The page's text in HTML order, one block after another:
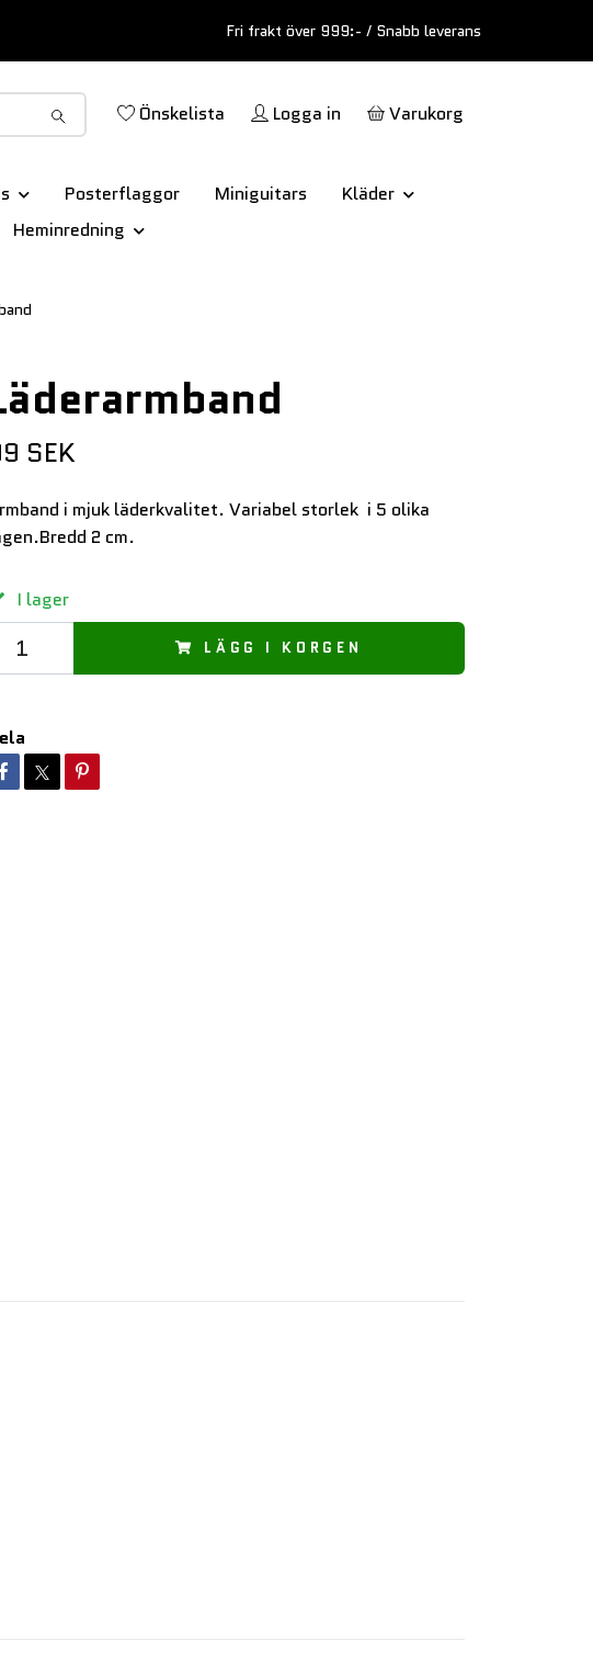
Fri frakt över 999:- / Snabb leverans
Önskelista Logga in Varukorg
Posterflaggor Miniguitars
Kläder
Heminredning
SEK
i mjuk läderkvalitet. Variabel storlek i 5 olika
2 cm.
I lager
LÄGG I KORGEN